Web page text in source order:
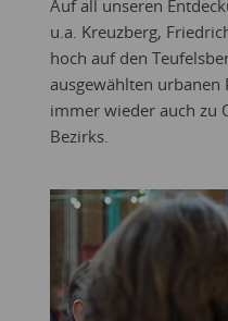
Auf all unseren
u.a. Kreuzberg,
hoch auf den
ausgewählten urbanen
immer wieder auch zu
Bezirks.